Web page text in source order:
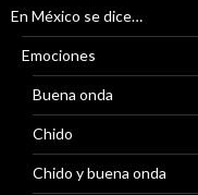
En México se dice…
Emociones
Buena onda
Chido
Chido y buena onda